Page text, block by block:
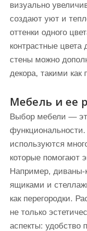
визуально
создают уют и
оттенки одного
контрастные
стены можно
декора, такими
Мебель и ее
Выбор мебели —
используются
которые помогают
Например,
ящиками и
как перегородки.
не только
аспекты: удобство